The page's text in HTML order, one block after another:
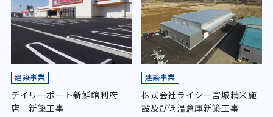
建築事業
デイリーポート新鮮館利府
店 新築工事
建築事業
株式会社ライシー宮城精米施
設及び低温倉庫新築工事